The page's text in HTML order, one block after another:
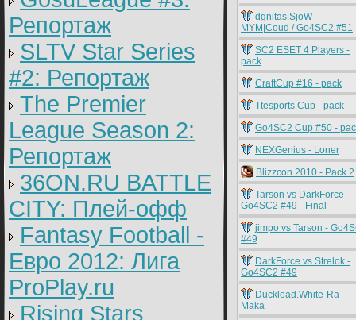
Репортаж
SLTV Star Series
#2: Репортаж
The Premier
League Season 2:
Репортаж
36ON.RU BATTLE
CITY: Плей-офф
Fantasy Football -
Евро 2012: Лига
ProPlay.ru
Rising Stars
dgnitas.SjoW -
MYM|Coud / Go4SC2 #51
SC2 ESET 4 Players -
pack
CraftCup #16 - pack
Ttesports Cup - pack
Go4SC2 Cup #50 -
NEXGenius - Loner
Blizzcon 2010 - Pack 2
Tarson vs DarkForce -
Go4SC2 #49 - Final
jimpo vs Tarson -
#49
DarkForce vs Strelok -
Go4SC2 #49
Duckload.White-Ra -
Maka